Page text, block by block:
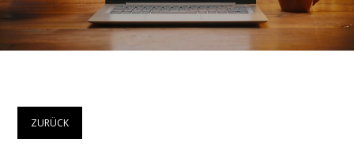
ZURÜCK